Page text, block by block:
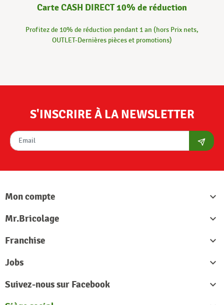
Carte CASH DIRECT 10% de réduction
Profitez de 10% de réduction pendant 1 an (hors Prix nets,
OUTLET-Dernières pièces et promotions)
S'INSCRIRE À LA NEWSLETTER
Mon compte

Mr.Bricolage

Franchise

Jobs

Suivez-nous sur Facebook
